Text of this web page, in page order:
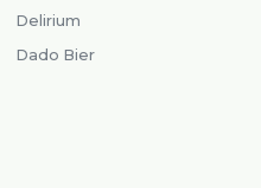
Delirium
Dado Bier